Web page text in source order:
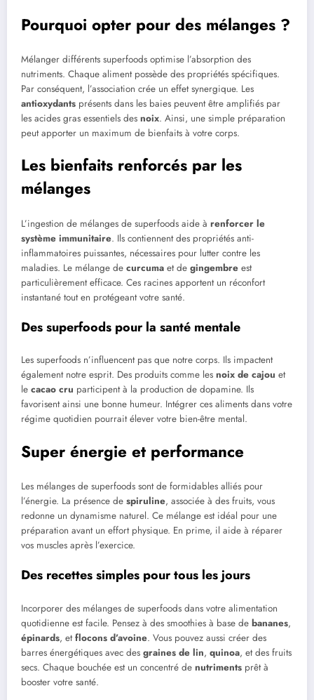
Pourquoi opter pour des mélanges ?
Mélanger différents superfoods optimise l’absorption des
nutriments. Chaque aliment possède des propriétés spécifiques.
Par conséquent, l’association crée un effet synergique. Les
antioxydants présents dans les baies peuvent être amplifiés par
les acides gras essentiels des noix. Ainsi, une simple préparation
peut apporter un maximum de bienfaits à votre corps.
Les bienfaits renforcés par les
mélanges
L’ingestion de mélanges de superfoods aide à renforcer le
système immunitaire. Ils contiennent des propriétés anti-
inflammatoires puissantes, nécessaires pour lutter contre les
maladies. Le mélange de curcuma et de gingembre est
particulièrement efficace. Ces racines apportent un réconfort
instantané tout en protégeant votre santé.
Des superfoods pour la santé mentale
Les superfoods n’influencent pas que notre corps. Ils impactent
également notre esprit. Des produits comme les noix de cajou et
le cacao cru participent à la production de dopamine. Ils
favorisent ainsi une bonne humeur. Intégrer ces aliments dans votre
régime quotidien pourrait élever votre bien-être mental.
Super énergie et performance
Les mélanges de superfoods sont de formidables alliés pour
l’énergie. La présence de spiruline, associée à des fruits, vous
redonne un dynamisme naturel. Ce mélange est idéal pour une
préparation avant un effort physique. En prime, il aide à réparer
vos muscles après l’exercice.
Des recettes simples pour tous les jours
Incorporer des mélanges de superfoods dans votre alimentation
quotidienne est facile. Pensez à des smoothies à base de bananes,
épinards, etflocons d’avoine. Vous pouvez aussi créer des
barres énergétiques avec des graines de lin, quinoa, et des fruits
secs. Chaque bouchée est un concentré de nutriments prêt à
booster votre santé.